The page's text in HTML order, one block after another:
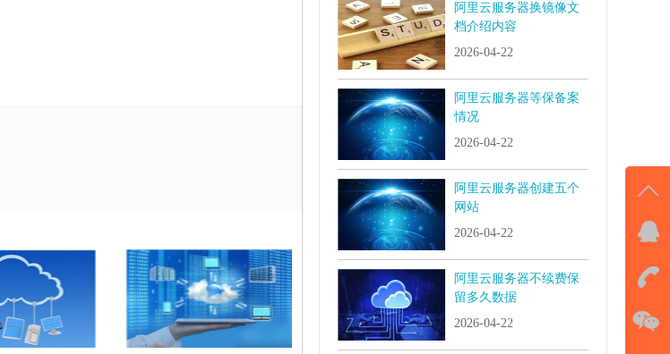
阿里云服务器换镜像文
档介绍内容
2026-04-22
阿里云服务器等保备案
情况
2026-04-22
阿里云服务器创建五个
网站
2026-04-22
阿里云服务器不续费保
留多久数据
2026-04-22
QQ
击